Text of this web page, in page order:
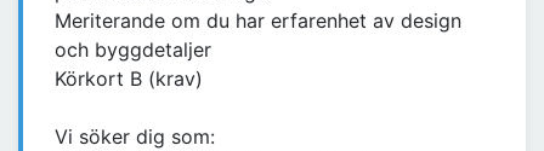
Meriterande om du har erfarenhet av design
och byggdetaljer
Körkort B (krav)
Vi söker dig som: